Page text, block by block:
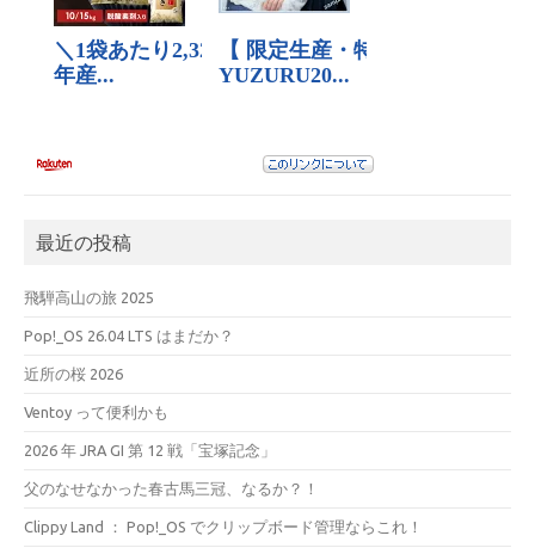
最近の投稿
飛騨高山の旅 2025
Pop!_OS 26.04 LTS はまだか？
近所の桜 2026
Ventoy って便利かも
2026 年 JRA GI 第 12 戦「宝塚記念」
父のなせなかった春古馬三冠、なるか？！
Clippy Land ： Pop!_OS でクリップボード管理ならこれ！